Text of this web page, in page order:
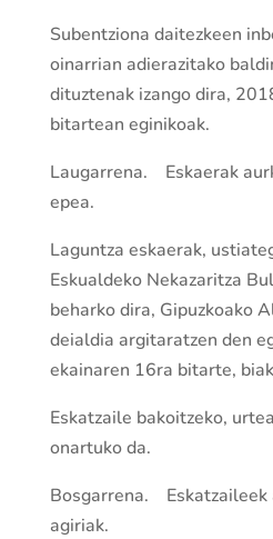
Suben­tziona daitezkeen
oinarrian adierazitako
dituztenak izango dira,
bitartean eginikoak.
Laugarrena. Eskaerak
epea.
Lagun­tza eskaerak,
Eskualdeko Nekazari­tza
beharko dira, Gipuzkoako
deialdia argitara­tzen den
ekainaren 16ra bitarte,
Eska­tzaile bakoi­tzeko,
onartuko da.
Bosgarrena. Eska­tzaileek
agiriak.